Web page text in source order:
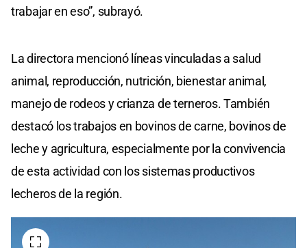
trabajar en eso”, subrayó.
La directora mencionó líneas vinculadas a salud
animal, reproducción, nutrición, bienestar animal,
manejo de rodeos y crianza de terneros. También
destacó los trabajos en bovinos de carne, bovinos de
leche y agricultura, especialmente por la convivencia
de esta actividad con los sistemas productivos
lecheros de la región.